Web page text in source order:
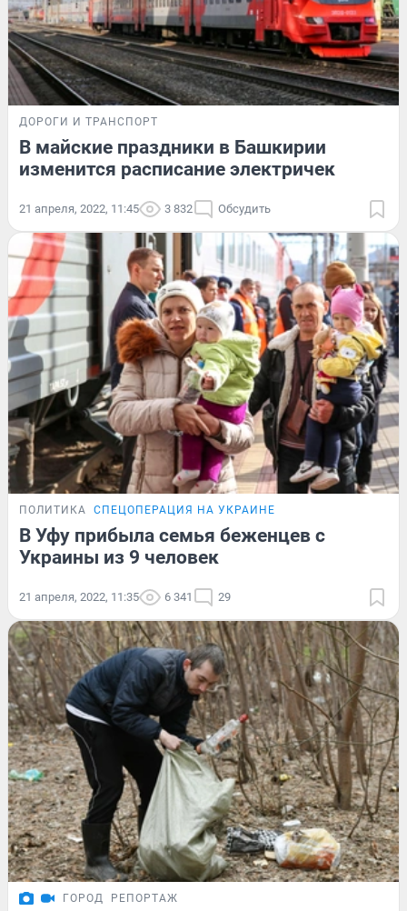
ДОРОГИ И ТРАНСПОРТ
В майские праздники в Башкирии
изменится расписание электричек
21 апреля, 2022, 11:45 3 832 Обсудить
ПОЛИТИКА СПЕЦОПЕРАЦИЯ НА УКРАИНЕ
В Уфу прибыла семья беженцев с
Украины из 9 человек
21 апреля, 2022, 11:35 6 341 29
ГОРОД РЕПОРТАЖ